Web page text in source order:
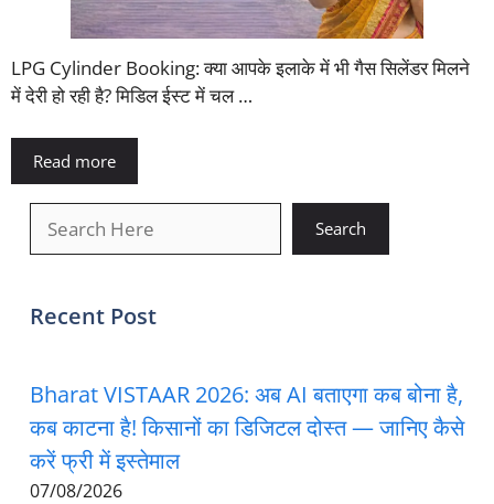
LPG Cylinder Booking: क्या आपके इलाके में भी गैस सिलेंडर मिलने
में देरी हो रही है? मिडिल ईस्ट में चल …
Read more
Search
Recent Post
Bharat VISTAAR 2026: अब AI बताएगा कब बोना है,
कब काटना है! किसानों का डिजिटल दोस्त — जानिए कैसे
करें फ्री में इस्तेमाल
07/08/2026